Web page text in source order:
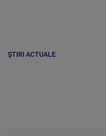
ȘTIRI ACTUALE